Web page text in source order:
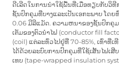
ດີເລີດໃນການນຳໃຊ້ພື້ນທີ່ເມື່ອທຽບກັບວິທີ
ຊັ້ນປົກຄຸມທີ່ບາງແລະເປັນເອກະພາບ ໂດ
0.06 ມີລີແມັດ. ຄວາມຫນາຂອງຊັ້ນປົກຄຸ
ເຕັມຂອງຕົວນຳໄຟ (conductor fill
(coil) ແຕ່ລະທົ່ວໄປຢູ່ທີ່ 70-85%, ເທົ່າທີ່
ໄດ້ດ້ວຍລະບົບການປົກຄຸມທີ່ໃຊ້ເສັ້ນໄຟເ
ເທບ (tape-wrapped insulation